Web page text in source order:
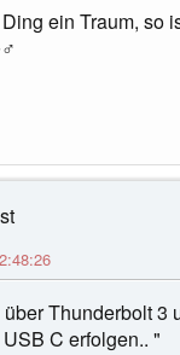
ein Traum, so
Thunderbolt 3
C erfolgen.. "